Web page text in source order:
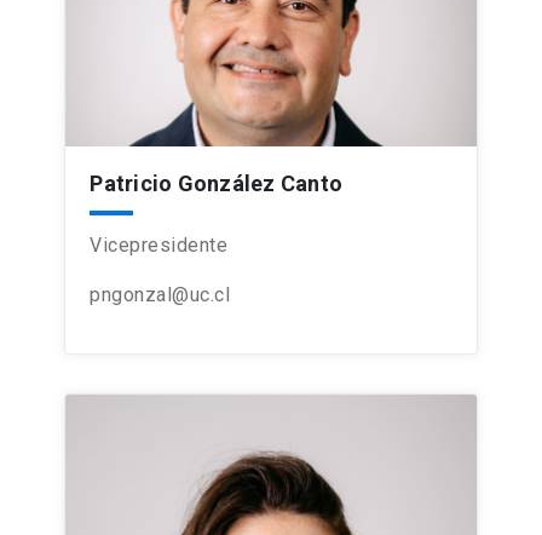
Patricio González Canto
Vicepresidente
pngonzal@uc.cl